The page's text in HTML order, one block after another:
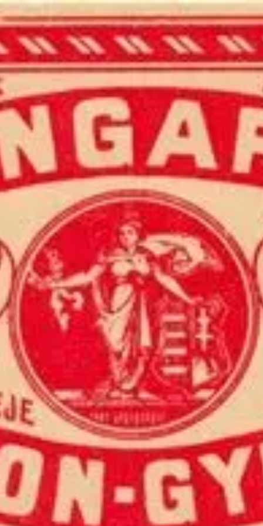
Zsidó iparosok
Szeged hagyományosan mezőgazdaságból és kereskedelemből élő
lakossága számára az ipart a mindennapi élet fenntartásához
szükséges kisipar jelentette. Az 1800-as évek közepére a termény- és
búzakereskedők tőkéjüket a mezőgazdasági terményeket feldolgozó
iparba, elsősorban a malomiparba fektették. A szegedi ipar és
kézművesség bölcsője Felsőváros volt, de jelentős fejlődésnek a 18-
19. században betelepült németajkú iparosoknak és zsidó
polgároknak köszönhetően indult. Ez utóbbiak részben iparosok,
részben kereskedők voltak, akik a kereskedésből felhalmozott tőkét
a helyi iparba forgatták vissza. Ők voltak azok, akik országos, sőt
Európa hírűvé tették a szegedi élelmiszer, - malom, - fa,- bútor - és
textilipart. Régi gyáraik helyét, egykori tulajdonosaik házait, palotáit
keressük fel és hisszük, hogy a kövek ismét mesélnek nekünk.
Jelentkezés
Név E-Mail cím